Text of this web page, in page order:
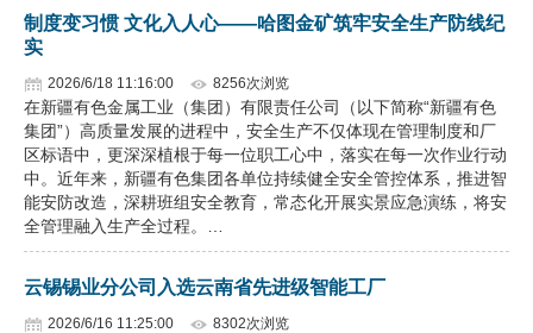
制度变习惯 文化入人心——哈图金矿筑牢安全生产防线纪
实
2026/6/18 11:16:00 8256次浏览
在新疆有色金属工业（集团）有限责任公司（以下简称“新疆有色
集团”）高质量发展的进程中，安全生产不仅体现在管理制度和厂
区标语中，更深深植根于每一位职工心中，落实在每一次作业行动
中。近年来，新疆有色集团各单位持续健全安全管控体系，推进智
能安防改造，深耕班组安全教育，常态化开展实景应急演练，将安
全管理融入生产全过程。…
云锡锡业分公司入选云南省先进级智能工厂
2026/6/16 11:25:00 8302次浏览